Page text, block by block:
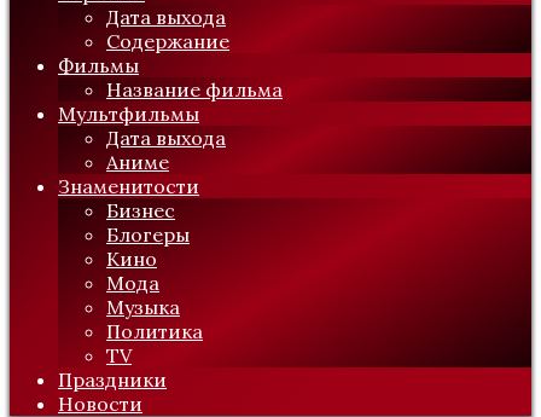
Дата выхода
Содержание
Фильмы
Название фильма
Мультфильмы
Дата выхода
Аниме
Знаменитости
Бизнес
Блогеры
Кино
Мода
Музыка
Политика
TV
Праздники
Новости